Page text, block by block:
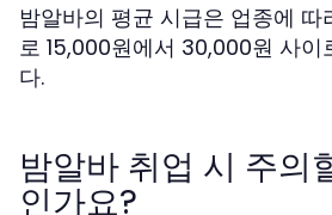
밤알바의 평균 시급은 업종에 따
로 15,000원에서 30,000원 사이
다.
밤알바 취업 시 주의
인가요?